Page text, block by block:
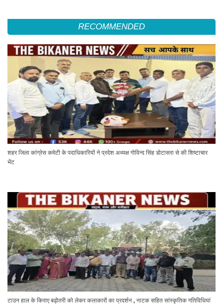
RECOMMENDED
शहर जिला कांग्रेस कमेटी के पदाधिकारियों ने प्रदेश अध्यक्ष गोविन्द सिंह डोटासरा से की शिष्टाचार
भेंट
टाउन हाल के किराए बढ़ोतरी को लेकर कलाकारों का प्रदर्शन , नाटक सहित सांस्कृतिक गतिविधियां